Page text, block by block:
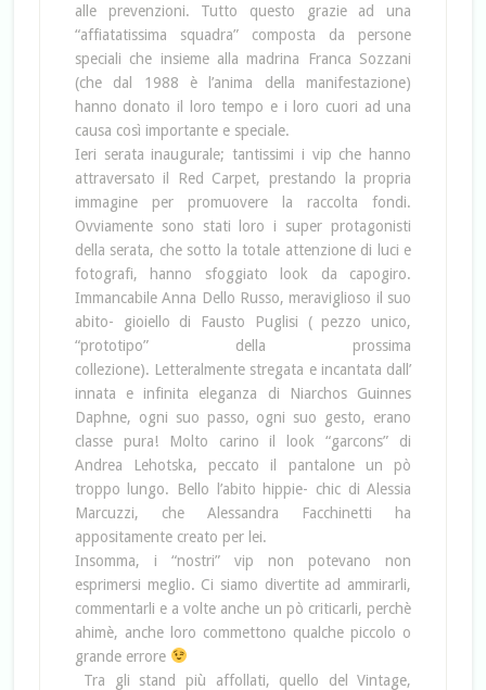
alle prevenzioni. Tutto questo grazie ad una
“affiatatissima squadra” composta da persone
speciali che insieme alla madrina Franca Sozzani
(che dal 1988 è l’anima della manifestazione)
hanno donato il loro tempo e i loro cuori ad una
causa così importante e speciale.
Ieri serata inaugurale; tantissimi i vip che hanno
attraversato il Red Carpet, prestando la propria
immagine per promuovere la raccolta fondi.
Ovviamente sono stati loro i super protagonisti
della serata, che sotto la totale attenzione di luci e
fotografi, hanno sfoggiato look da capogiro.
Immancabile Anna Dello Russo, meraviglioso il suo
abito- gioiello di Fausto Puglisi ( pezzo unico,
“prototipo” della prossima
collezione). Letteralmente stregata e incantata dall’
innata e infinita eleganza di Niarchos Guinnes
Daphne, ogni suo passo, ogni suo gesto, erano
classe pura! Molto carino il look “garcons” di
Andrea Lehotska, peccato il pantalone un pò
troppo lungo. Bello l’abito hippie- chic di Alessia
Marcuzzi, che Alessandra Facchinetti ha
appositamente creato per lei.
Insomma, i “nostri” vip non potevano non
esprimersi meglio. Ci siamo divertite ad ammirarli,
commentarli e a volte anche un pò criticarli, perchè
ahimè, anche loro commettono qualche piccolo o
grande errore
Tra gli stand più affollati, quello del Vintage,